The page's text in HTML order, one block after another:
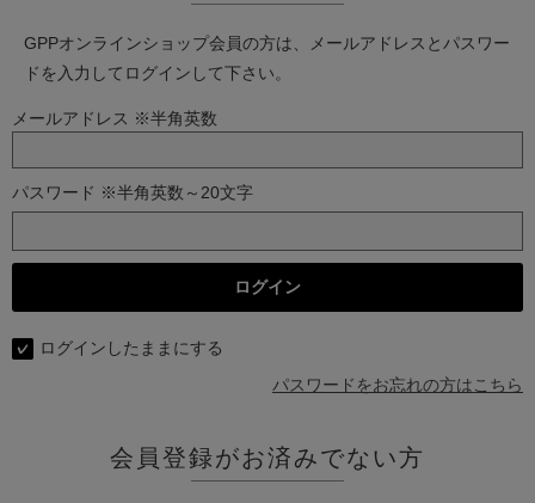
GPPオンラインショップ会員の方は、メールアドレスとパスワー
ドを入力してログインして下さい。
メールアドレス ※半角英数
パスワード ※半角英数～20文字
ログインしたままにする
パスワードをお忘れの方はこちら
会員登録がお済みでない方